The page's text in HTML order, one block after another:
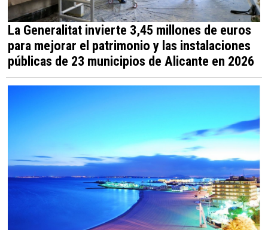
La Generalitat invierte 3,45 millones de euros
para mejorar el patrimonio y las instalaciones
públicas de 23 municipios de Alicante en 2026